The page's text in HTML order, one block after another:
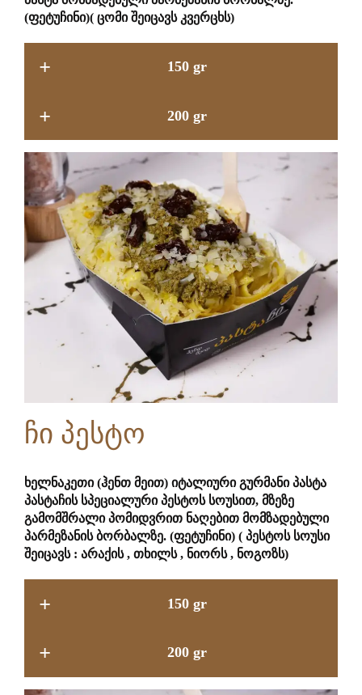
(ფეტუჩინი)( ცომი შეიცავს კვერცხს)
+ 150 gr
+ 200 gr
17.9 GEL
ჩი პესტო
ხელნაკეთი (ჰენთ მეით) იტალიური გურმანი პასტა
პასტაჩის სპეციალური პესტოს სოუსით, მზეზე
გამომშრალი პომიდვრით ნაღებით მომზადებული
პარმეზანის ბორბალზე. (ფეტუჩინი) ( პესტოს სოუსი
შეიცავს : არაქის , თხილს , ნიორს , ნოგოზს)
+ 150 gr
+ 200 gr